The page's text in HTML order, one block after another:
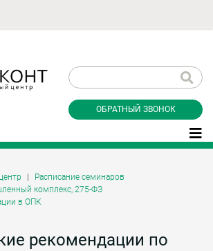
ОБРАТНЫЙ ЗВОНОК
Расписание семинаров
комплекс, 275-ФЗ
в ОПК
рекомендации по
на обработку персональных
и соглашаюсь с